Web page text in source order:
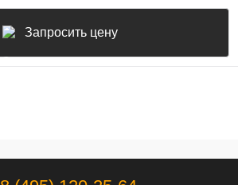
Запросить цену